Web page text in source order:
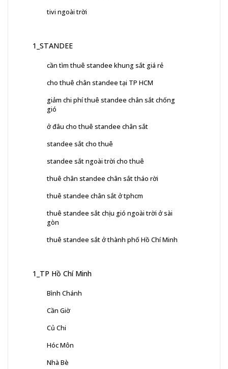
tivi ngoài trời
1_STANDEE
cần tìm thuê standee khung sắt giá rẻ
cho thuê chân standee tại TP HCM
giảm chi phí thuê standee chân sắt chống
gió
ở đâu cho thuê standee chân sắt
standee sắt cho thuê
standee sắt ngoài trời cho thuê
thuê chân standee chân sắt tháo rời
thuê standee chân sắt ở tphcm
thuê standee sắt chịu gió ngoài trời ở sài
gòn
thuê standee sắt ở thành phố Hồ Chí Minh
1_TP Hồ Chí Minh
Bình Chánh
Cần Giờ
Củ Chi
Hóc Môn
Nhà Bè